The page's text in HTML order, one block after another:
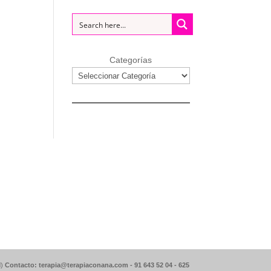
Categorías
Contacto: terapia@terapiaconana.com - 91 643 52 04 - 625